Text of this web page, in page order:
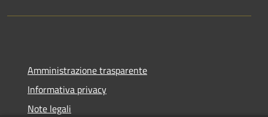
Amministrazione trasparente
Informativa privacy
Note legali